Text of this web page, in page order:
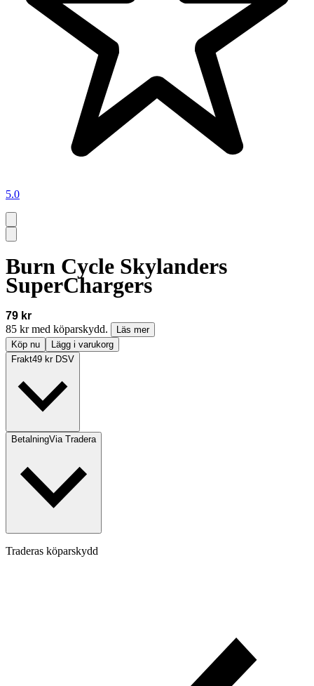
5.0
Burn Cycle Skylanders
SuperChargers
79 kr
85 kr med köparskydd.
Läs mer
Köp nu
Lägg i varukorg
Frakt49 kr DSV
BetalningVia Tradera
Traderas köparskydd